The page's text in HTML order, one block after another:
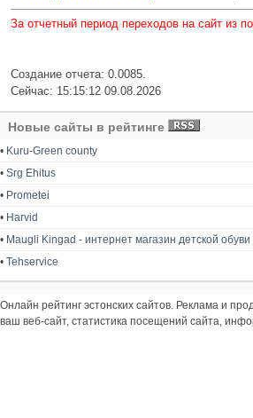
За отчетный период переходов на сайт из
Создание отчета: 0.0085.
Сейчас: 15:15:12 09.08.2026
Новые сайты в рейтинге
• Kuru-Green county
• Srg Ehitus
• Prometei
• Harvid
• Maugli Kingad - интернет магазин детской обуви
• Tehservice
Онлайн рейтинг эстонских сайтов. Реклама и
ваш веб-сайт, статистика посещений сайта,